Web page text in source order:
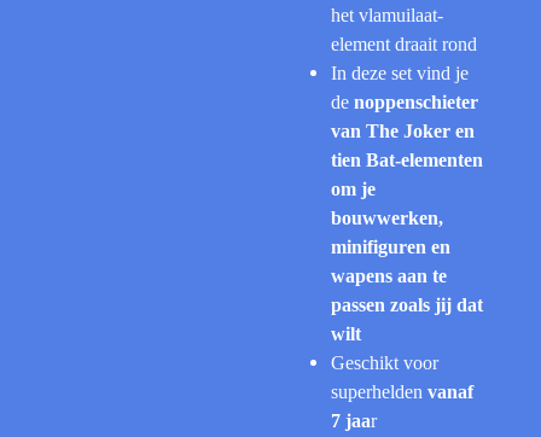
het vlamuilaat-
element draait rond
In deze set vind je
de noppenschieter
van The Joker en
tien Bat-elementen
om je
bouwwerken,
minifiguren en
wapens aan te
passen zoals jij dat
wilt
Geschikt voor
superhelden vanaf
7 jaar